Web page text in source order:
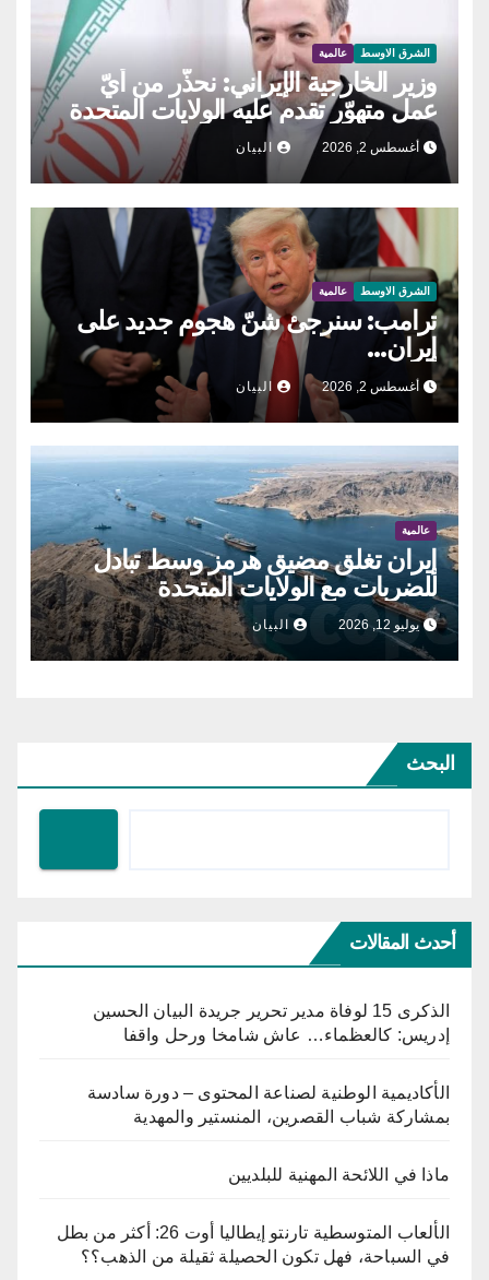
الشرق الاوسط عالمية
وزير الخارجية الإيراني: نحذّر من أيّ
عمل متهوّر تقدم عليه الولايات المتحدة
أغسطس 2, 2026 البيان
الشرق الاوسط عالمية
ترامب: سنرجئ شنّ هجوم جديد على
إيران…
أغسطس 2, 2026 البيان
عالمية
إيران تغلق مضيق هرمز وسط تبادل
للضربات مع الولايات المتحدة
يوليو 12, 2026 البيان
البحث
أحدث المقالات
الذكرى 15 لوفاة مدير تحرير جريدة البيان الحسين
إدريس: كالعظماء… عاش شامخا ورحل واقفا
الأكاديمية الوطنية لصناعة المحتوى – دورة سادسة
بمشاركة شباب القصرين، المنستير والمهدية
ماذا في اللائحة المهنية للبلديين
الألعاب المتوسطية تارنتو إيطاليا أوت 26: أكثر من بطل
في السباحة، فهل تكون الحصيلة ثقيلة من الذهب؟؟